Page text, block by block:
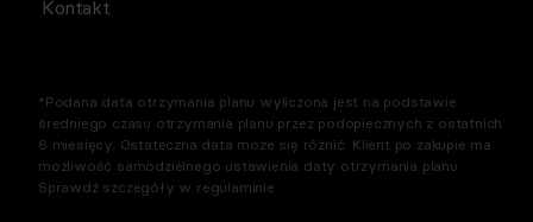
Kontakt
*Podana data otrzymania planu wyliczona jest na podstawie
średniego czasu otrzymania planu przez podopiecznych z ostatnich
6 miesięcy. Ostateczna data może się różnić. Klient po zakupie ma
możliwość samodzielnego ustawienia daty otrzymania planu.
Sprawdź szczegóły w regulaminie.